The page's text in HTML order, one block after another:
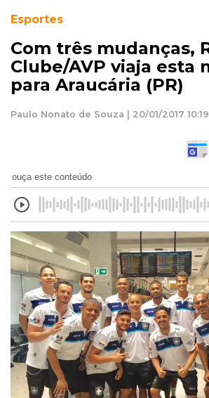
Esportes
Com três mudanças,
Clube/AVP viaja esta
para Araucária (PR)
Paulo Nonato de Souza | 20/01/2017 10:19
ouça este conteúdo